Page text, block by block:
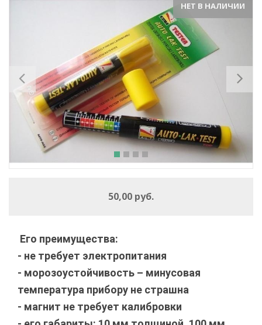
НЕТ В НАЛИЧИИ
Previous
50,00 руб.
Его преимущества:
- не требует электропитания
- морозоустойчивость – минусовая
температура прибору не страшна
- магнит не требует калибровки